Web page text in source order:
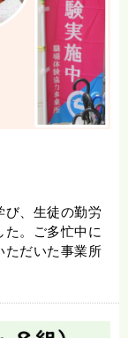
び、生徒の勤労
。ご多忙中に
ただいた事業所